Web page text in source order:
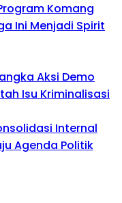
Komang
Ini Menjadi Spirit
Aksi Demo
Isu Kriminalisasi
Internal
Agenda Politik